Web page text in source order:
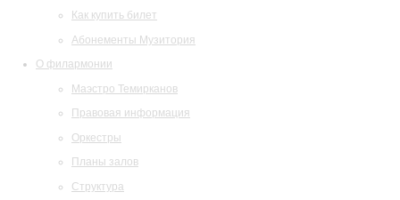
Как купить билет
Абонементы Музитория
О филармонии
Маэстро Темирканов
Правовая информация
Оркестры
Планы залов
Структура